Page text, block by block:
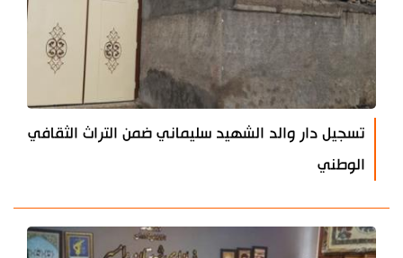
تسجيل دار والد الشهيد سليماني ضمن التراث الثقافي
الوطني